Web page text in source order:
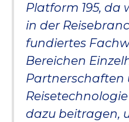
Platform 195, da
in der
fundiertes
Bereichen
Partnerschaften
dazu beitragen,